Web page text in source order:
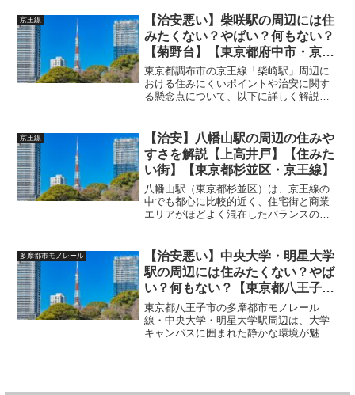
(adsbygoogle = window.adsbygoogle ...
京王線
【治安悪い】柴咲駅の周辺には住
みたくない？やばい？何もない？
【菊野台】【東京都府中市・京王
線】
東京都調布市の京王線「柴崎駅」周辺に
おける住みにくいポイントや治安に関す
る懸念点について、以下に詳しく解説し
にくいポイント】1...
京王線
【治安】八幡山駅の周辺の住みや
すさを解説【上高井戸】【住みた
い街】【東京都杉並区・京王線】
八幡山駅（東京都杉並区）は、京王線の
中でも都心に比較的近く、住宅街と商業
エリアがほどよく混在したバランスの良
しく解説します。 (adsbygoogle =
window...
多摩都市モノレール
【治安悪い】中央大学・明星大学
駅の周辺には住みたくない？やば
い？何もない？【東京都八王子
市・多摩都市モノレール】
東京都八王子市の多摩都市モノレール
線・中央大学・明星大学駅周辺は、大学
キャンパスに囲まれた静かな環境が魅力